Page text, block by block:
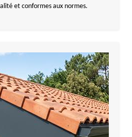
et conformes aux normes.